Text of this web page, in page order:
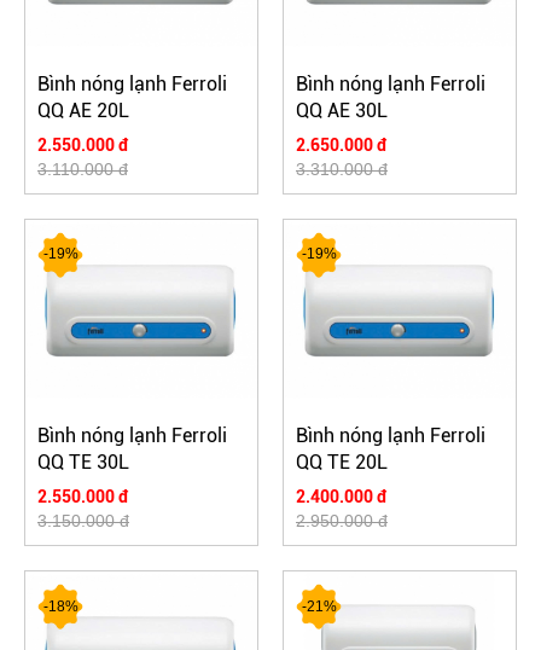
Bình nóng lạnh Ferroli
QQ AE 20L
2.550.000 đ
3.110.000 đ
Bình nóng lạnh Ferroli
QQ AE 30L
2.650.000 đ
3.310.000 đ
-19%
Bình nóng lạnh Ferroli
QQ TE 30L
2.550.000 đ
3.150.000 đ
-19%
Bình nóng lạnh Ferroli
QQ TE 20L
2.400.000 đ
2.950.000 đ
-18% -21%